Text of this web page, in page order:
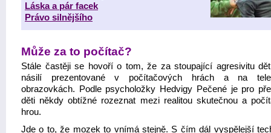
Láska a pár facek
Právo silnějšího
Může za to počítač?
Stále častěji se hovoří o tom, že za stoupající agresivitu
násilí prezentované v počítačových hrách a na
obrazovkách. Podle psycholožky Hedvigy Pečené je pro
děti někdy obtížné rozeznat mezi realitou skutečnou a
hrou.
Jde o to, že mozek to vnímá stejně. S čím dál vyspělejší